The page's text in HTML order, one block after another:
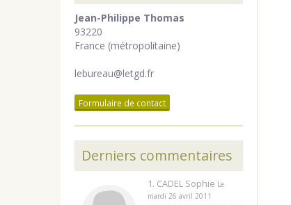
Jean-Philippe Thomas
93220
France (métropolitaine)
lebureau@letgd.fr
Formulaire de contact
Derniers commentaires
1. CADEL Sophie Le
mardi 26 avril 2011